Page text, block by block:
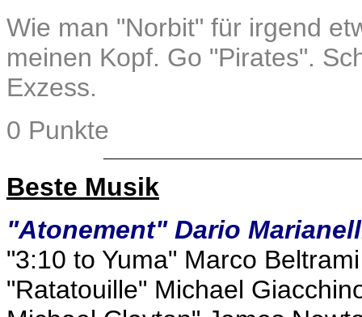
Wie man "Norbit" für irgend
meinen Kopf. Go "Pirates".
Exzess.
0 Punkte
Beste Musik
"Atonement" Dario
"3:10 to Yuma" Marco Beltrami
"Ratatouille" Michael